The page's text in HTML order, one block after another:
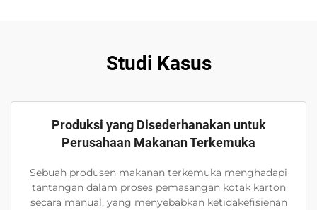
Studi Kasus
Produksi yang Disederhanakan untuk
Perusahaan Makanan Terkemuka
Sebuah produsen makanan terkemuka menghadapi
tantangan dalam proses pemasangan kotak karton
secara manual, yang menyebabkan ketidakefisienan